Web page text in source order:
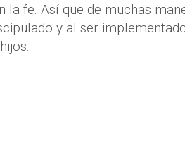
la fe. Así que de muchas
y al ser